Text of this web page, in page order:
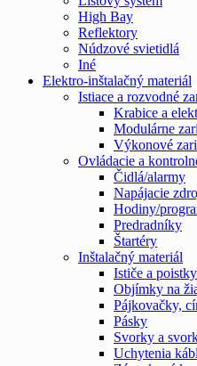
High Bay
Reflektory
Núdzové svietidlá
Iné
Elektro-inštalačný materiál
Istiace a rozvodné
Krabice a
Modulárne
Výkonové
Ovládacie a
Čidlá/alarmy
Napájacie
Hodiny/
Predradníky
Štartéry
Inštalačný materiál
Ističe a poistky
Objímky na
Pájkovačky,
Pásky
Svorky a
Uchytenia